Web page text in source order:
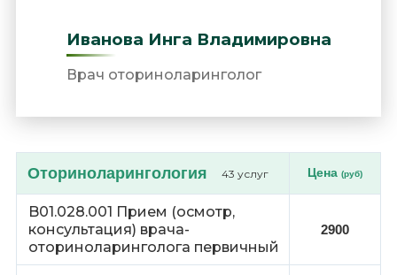
Иванова Инга Владимировна
Врач оториноларинголог
Оториноларингология 43 услуг Цена (руб)
B01.028.001 Прием (осмотр,
консультация) врача-
оториноларинголога первичный
2900